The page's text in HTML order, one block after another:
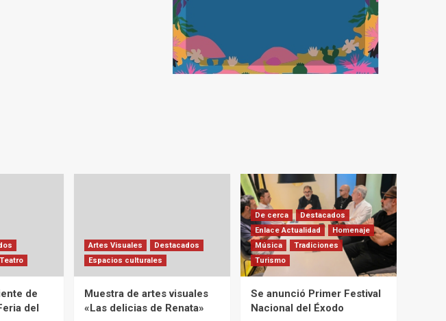
Teatro
de
del
Artes Visuales
Destacados
Espacios culturales
Muestra de artes visuales
«Las delicias de Renata»
De cerca
Destacados
Enlace Actualidad
Homenaje
Música
Tradiciones
Turismo
Se anunció Primer Festival
Nacional del Éxodo